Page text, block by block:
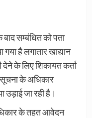
सम्बंधित को पता
है लगातार खाद्यान
देने के लिए शिकायत कर्ता
सूचना के अधिकार
जा रही है।
के तहत आवेदन